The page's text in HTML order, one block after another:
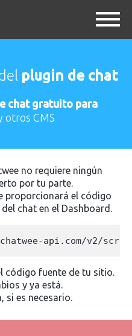
plugin de chat
chat gratuito para
otros CMS
no requiere ningún
por tu parte.
proporcionará el código
chat en el Dashboard.
api.com/v2/
código fuente de tu sitio.
y ya está.
si es necesario.